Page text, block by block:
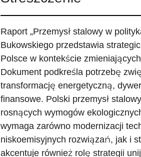
Raport „Przemysł stalowy w
Bukowskiego przedstawia
Polsce w kontekście
Dokument podkreśla potrzebę
transformację energetyczną,
finansowe. Polski przemysł
rosnących wymogów
wymaga zarówno modernizacji
niskoemisyjnych rozwiązań, jak i
akcentuje również rolę strategii